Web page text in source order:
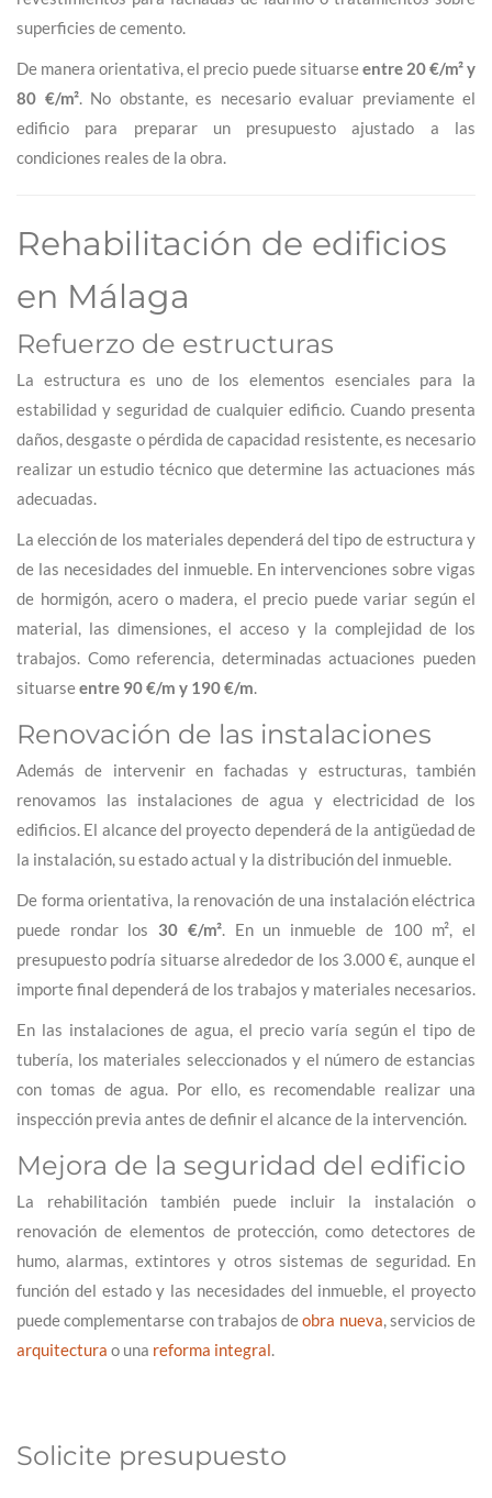
superficies de cemento.
De manera orientativa, el precio puede situarseentre 20 €/m² y
80 €/m². No obstante, es necesario evaluar previamente el
edificio para preparar un presupuesto ajustado a las
condiciones reales de la obra.
Rehabilitación de edificios
en Málaga
Refuerzo de estructuras
La estructura es uno de los elementos esenciales para la
estabilidad y seguridad de cualquier edificio. Cuando presenta
daños, desgaste o pérdida de capacidad resistente, es necesario
realizar un estudio técnico que determine las actuaciones más
adecuadas.
La elección de los materiales dependerá del tipo de estructura y
de las necesidades del inmueble. En intervenciones sobre vigas
de hormigón, acero o madera, el precio puede variar según el
material, las dimensiones, el acceso y la complejidad de los
trabajos. Como referencia, determinadas actuaciones pueden
situarseentre 90 €/m y 190 €/m.
Renovación de las instalaciones
Además de intervenir en fachadas y estructuras, también
renovamos las instalaciones de agua y electricidad de los
edificios. El alcance del proyecto dependerá de la antigüedad de
la instalación, su estado actual y la distribución del inmueble.
De forma orientativa, la renovación de una instalación eléctrica
puede rondar los 30 €/m². En un inmueble de 100 m², el
presupuesto podría situarse alrededor de los 3.000 €, aunque el
importe final dependerá de los trabajos y materiales necesarios.
En las instalaciones de agua, el precio varía según el tipo de
tubería, los materiales seleccionados y el número de estancias
con tomas de agua. Por ello, es recomendable realizar una
inspección previa antes de definir el alcance de la intervención.
Mejora de la seguridad del edificio
La rehabilitación también puede incluir la instalación o
renovación de elementos de protección, como detectores de
humo, alarmas, extintores y otros sistemas de seguridad. En
función del estado y las necesidades del inmueble, el proyecto
puede complementarse con trabajos deobra nueva, servicios de
arquitectura o una reforma integral.
Solicite presupuesto